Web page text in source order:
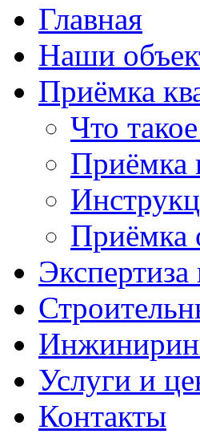
Главная
Наши
Приёмка
Что
Приёмка
Приёмка
Экспертиза
Услуги и
Контакты